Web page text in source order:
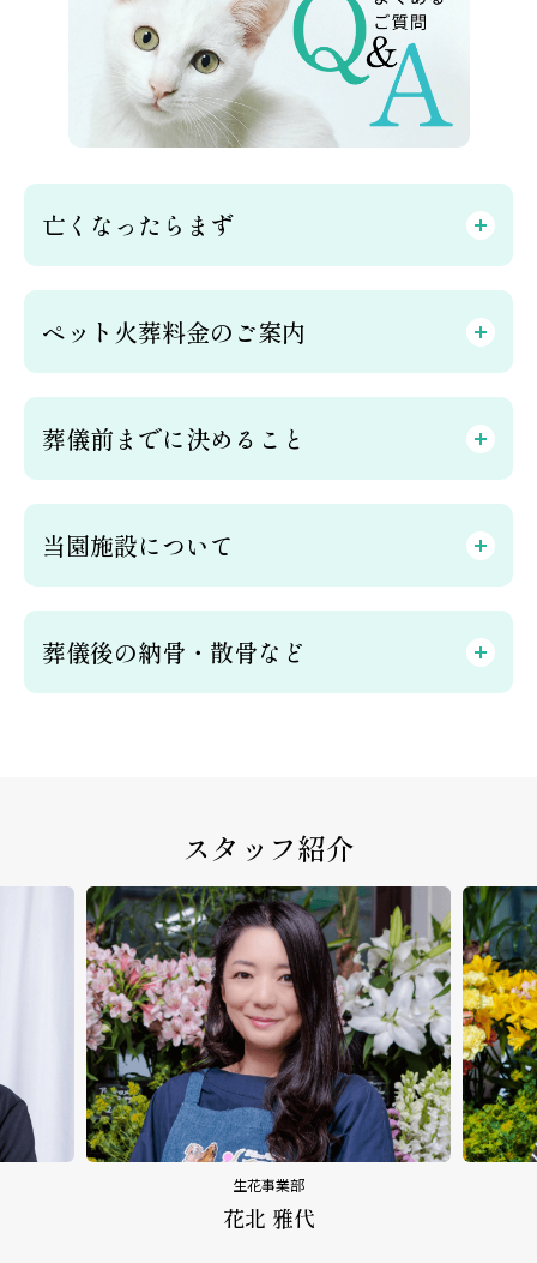
亡くなったらまず
ペット火葬料金のご案内
葬儀前までに決めること
当園施設について
葬儀後の納骨・散骨など
スタッフ紹介
生花事業部
花北 雅代